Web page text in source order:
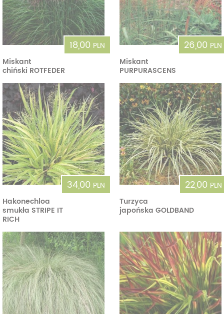
18,00 PLN
Miskant
chiński ROTFEDER
26,00 PLN
Miskant
PURPURASCENS
34,00 PLN
Hakonechloa
smukła STRIPE IT
RICH
22,00 PLN
Turzyca
japońska GOLDBAND